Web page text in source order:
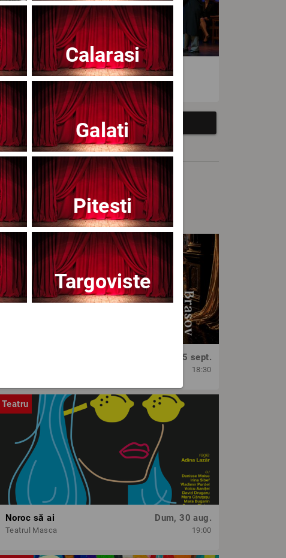
Teatrul Avangardia
Concert
Sâm, 5 sept.
18:30
Teatru
Noroc să ai
Teatrul Masca
Dum, 30 aug.
19:00
Calarasi
Galati
Pitesti
Targoviste